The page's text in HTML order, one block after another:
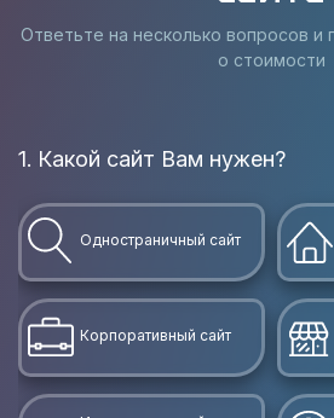
Ответьте на несколько вопросов
о стоимости
1. Какой сайт Вам нужен?
Одностраничный сайт
Корпоративный сайт